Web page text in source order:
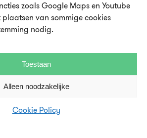
zoals Google Maps en Youtube
plaatsen van sommige cookies
nodig.
Toestaan
Alleen noodzakelijke
Cookie Policy